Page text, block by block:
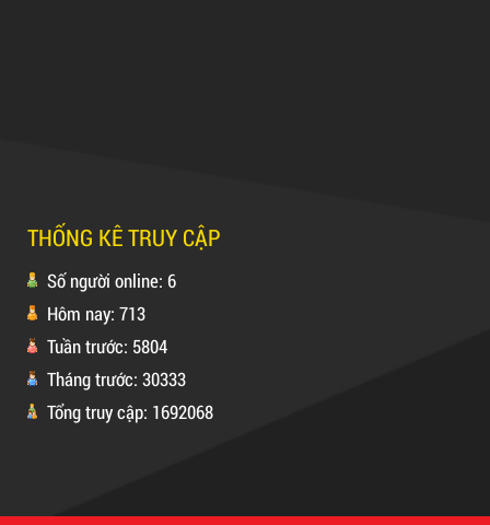
Mã sản phẩm: MSXBK
THỐNG KÊ TRUY CẬP
Số người online: 6
Hôm nay: 713
Tuần trước: 5804
Tháng trước: 30333
Tổng truy cập: 1692068